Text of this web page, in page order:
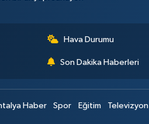
Hava Durumu
Son Dakika Haberleri
Haber Spor Eğitim Televizyon